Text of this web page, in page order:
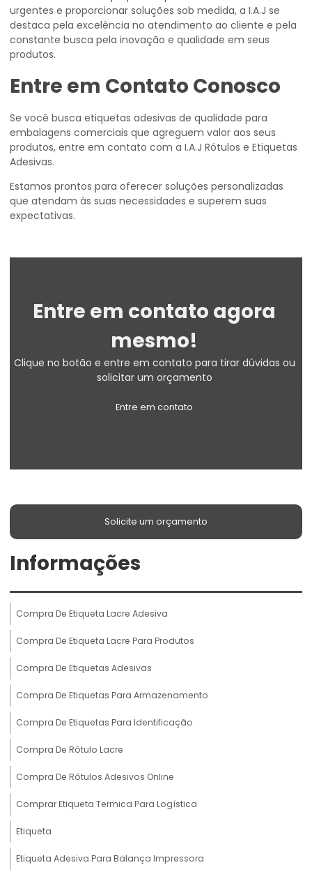
urgentes e proporcionar soluções sob medida, a I.A.J se
destaca pela excelência no atendimento ao cliente e pela
constante busca pela inovação e qualidade em seus
produtos.
Entre em Contato Conosco
Se você busca etiquetas adesivas de qualidade para
embalagens comerciais que agreguem valor aos seus
produtos, entre em contato com a I.A.J Rótulos e Etiquetas
Adesivas.
Estamos prontos para oferecer soluções personalizadas
que atendam às suas necessidades e superem suas
expectativas.
Entre em contato agora
mesmo!
Clique no botão e entre em contato para tirar dúvidas ou
solicitar um orçamento
Entre em contato
Solicite um orçamento
Informações
Compra De Etiqueta Lacre Adesiva
Compra De Etiqueta Lacre Para Produtos
Compra De Etiquetas Adesivas
Compra De Etiquetas Para Armazenamento
Compra De Etiquetas Para Identificação
Compra De Rótulo Lacre
Compra De Rótulos Adesivos Online
Comprar Etiqueta Termica Para Logística
Etiqueta
Etiqueta Adesiva Para Balança Impressora